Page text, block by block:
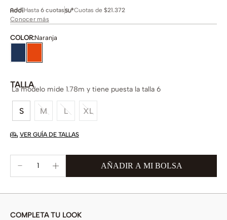
Hasta 6 cuotas Cuotas de $21.372
Conocer más
COLOR:Naranja
TALLA
S M L XL
La modelo mide 1.78m y tiene puesta la talla 6
VER GUÍA DE TALLAS
COMPLETA TU LOOK